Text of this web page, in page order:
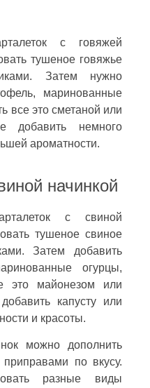
с говяжей
тушеное говяжье
Затем нужно
маринованные
все это сметаной или
добавить немного
ароматности.
начинкой
с свиной
тушеное свиное
Затем добавить
огурцы,
это майонезом или
капусту или
и красоты.
можно дополнить
по вкусу.
разные виды